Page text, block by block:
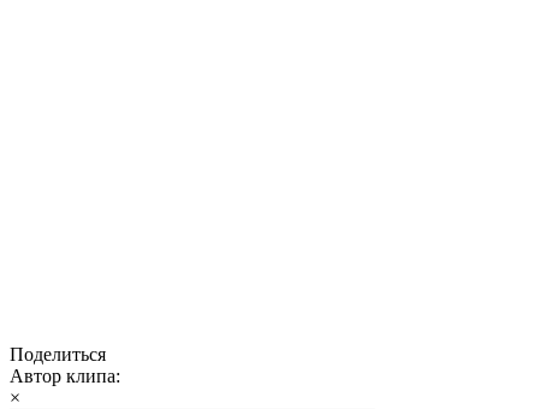
Поделиться
Автор клипа:
×